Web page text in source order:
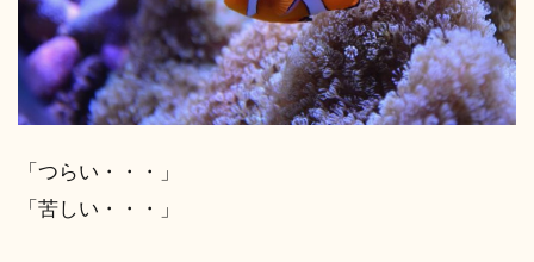
「つらい・・・」
「苦しい・・・」